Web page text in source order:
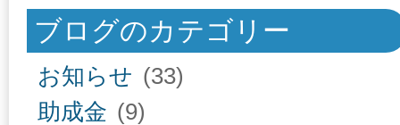
ブログのカテゴリー
お知らせ (33)
助成金 (9)